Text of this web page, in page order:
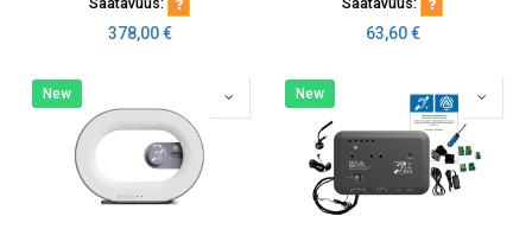
378,00€ 63,60€
New New